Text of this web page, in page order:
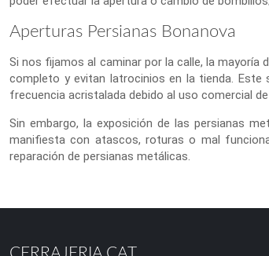
Aperturas Persianas Bonanova
Si nos fijamos al caminar por la calle, la
completo y evitan latrocinios en la tienda.
frecuencia acristalada debido al uso comercial
Sin embargo, la exposición de las persianas
manifiesta con atascos, roturas o mal
reparación de persianas metálicas.